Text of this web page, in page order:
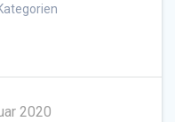
2020